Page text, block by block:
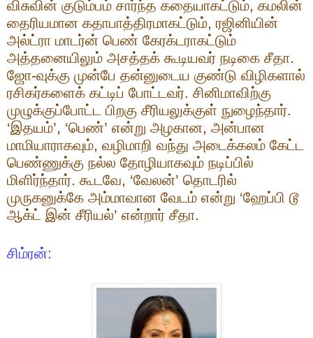
விசுவின் குடும்பம் சார்ந்த கதையாகட்டும், கமலின்
தைரியமான கதாபாத்திரமாகட்டும், ரஜினியின்
அல்ட்ரா மாடர்ன் பெண் கேரக்டராகட்டும்
அத்தனையிலும் அசத்தக் கூடியவர் நடிகை சீதா.
ஜோ-வுக்கு முன்பே தன்னுடைய குண்டு விழிகளால்
ரசிகர்களைக் கட்டிப் போட்டவர். சினிமாவிற்கு
முழுக்குப்போட்ட பிறகு சீரியலுக்குள் நுழைந்தார்.
‘இதயம்’, ‘பெண்’ என்று அழகான, அன்பான
மாமியாராகவும், வழிமாறி வந்து அடைக்கலம் கேட்ட
பெண்ணுக்கு நல்ல தோழியாகவும் நடிப்பில்
மிளிர்ந்தார். கூடவே, ‘வேலன்’ தொடரில்
முருகனுக்கே அம்மாவான வேடம் என்று ‘ஹேப்பி டூ
ஆக்ட் இன் சீரியல்’ என்றார் சீதா.
சிம்ரன்: